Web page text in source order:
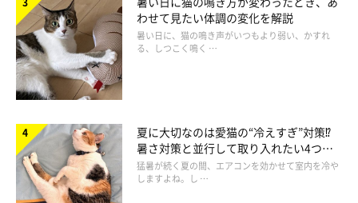
食事のとき
野生では、狩りで獲物を捕まえて食していた猫。元々肉食動物な
ので、必要な栄養バランスはもちろんのこと、食事スタイルもヒ
トとは違います。
食感にこだわりがあったり、ムラ食いやちょこちょこ食べを好む
猫も少なくありません。
わせて見たい体調の変化を解説
暑い日に、猫の鳴き声がいつもより弱い、かすれ
る、しつこく鳴く …
夏に大切なのは愛猫の“冷えすぎ”対策⁉
暑さ対策と並行して取り入れたい4つの
工夫
猛暑が続く夏の間、エアコンを効かせて室内を冷や
しますよね。し …